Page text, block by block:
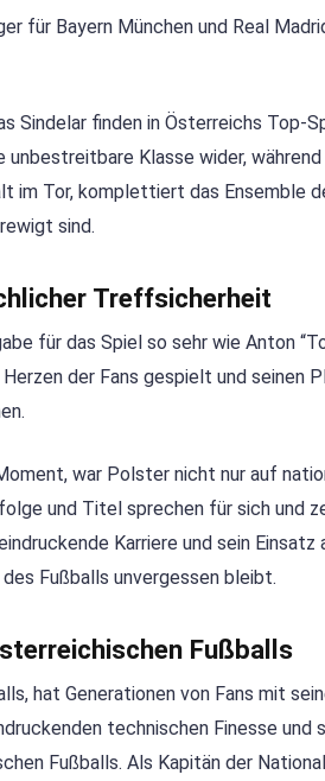
für Bayern München und Real
Sindelar finden in Österreichs Top-
Klasse wider,
im Tor, komplettiert das Ensemble
sind.
Treffsicherheit
für das Spiel so sehr wie Anton
der Fans gespielt und seinen
war Polster nicht nur auf
und Titel sprechen für sich und
Karriere und sein
Fußballs unvergessen bleibt.
Fußballs
hat Generationen von Fans mit
technischen Finesse und
Fußballs. Als Kapitän der